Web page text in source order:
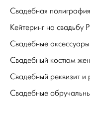
Свадебная
Кейтеринг на свадьбу
Свадебный костюм
Свадебный реквизит и
Свадебные